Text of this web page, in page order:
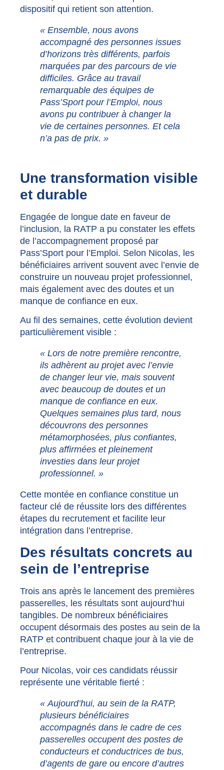
dispositif qui retient son attention.
« Ensemble, nous avons
accompagné des personnes issues
d’horizons très différents, parfois
marquées par des parcours de vie
difficiles. Grâce au travail
remarquable des équipes de
Pass’Sport pour l’Emploi, nous
avons pu contribuer à changer la
vie de certaines personnes. Et cela
n’a pas de prix. »
Une transformation visible
et durable
Engagée de longue date en faveur de
l’inclusion, la RATP a pu constater les effets
de l’accompagnement proposé par
Pass’Sport pour l’Emploi. Selon Nicolas, les
bénéficiaires arrivent souvent avec l’envie de
construire un nouveau projet professionnel,
mais également avec des doutes et un
manque de confiance en eux.
Au fil des semaines, cette évolution devient
particulièrement visible :
« Lors de notre première rencontre,
ils adhèrent au projet avec l’envie
de changer leur vie, mais souvent
avec beaucoup de doutes et un
manque de confiance en eux.
Quelques semaines plus tard, nous
découvrons des personnes
métamorphosées, plus confiantes,
plus affirmées et pleinement
investies dans leur projet
professionnel. »
Cette montée en confiance constitue un
facteur clé de réussite lors des différentes
étapes du recrutement et facilite leur
intégration dans l’entreprise.
Des résultats concrets au
sein de l’entreprise
Trois ans après le lancement des premières
passerelles, les résultats sont aujourd’hui
tangibles. De nombreux bénéficiaires
occupent désormais des postes au sein de la
RATP et contribuent chaque jour à la vie de
l’entreprise.
Pour Nicolas, voir ces candidats réussir
représente une véritable fierté :
« Aujourd’hui, au sein de la RATP,
plusieurs bénéficiaires
accompagnés dans le cadre de ces
passerelles occupent des postes de
conducteurs et conductrices de bus,
d’agents de gare ou encore d’autres